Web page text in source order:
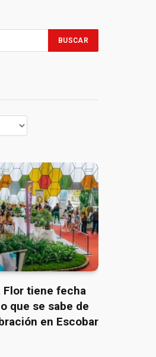
Flor tiene fecha
que se sabe de
en Escobar